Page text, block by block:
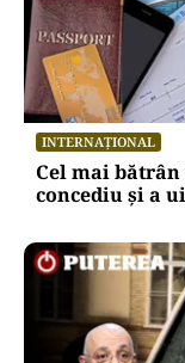
INTERNAȚIONAL
Cel mai
concediu și a